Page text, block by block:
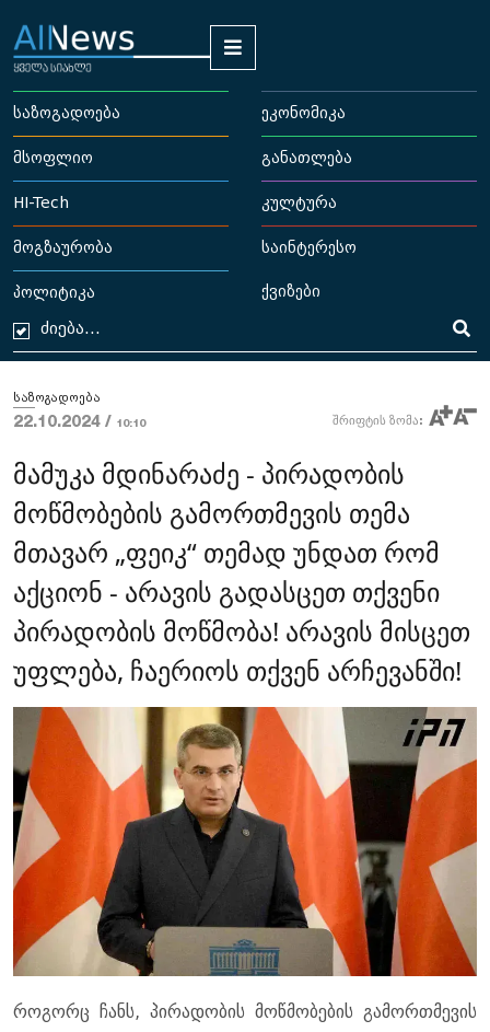
საზოგადოება ეკონომიკა
მსოფლიო განათლება
HI-Tech კულტურა
მოგზაურობა საინტერესო
პოლიტიკა ქვიზები
საზოგადოება
22.10.2024 / 10:10 შრიფტის ზომა:
მამუკა მდინარაძე - პირადობის
მოწმობების გამორთმევის თემა
მთავარ „ფეიკ“ თემად უნდათ რომ
აქციონ - არავის გადასცეთ თქვენი
პირადობის მოწმობა! არავის მისცეთ
უფლება, ჩაერიოს თქვენ არჩევანში!
როგორც ჩანს, პირადობის მოწმობების გამორთმევის